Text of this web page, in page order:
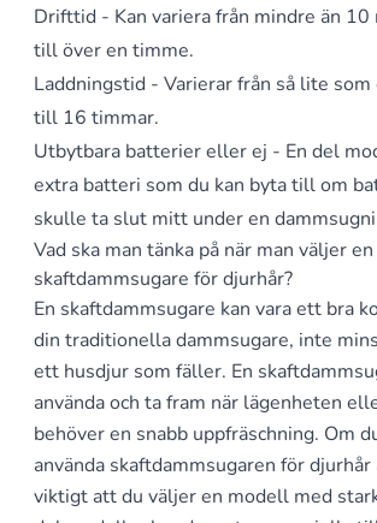
Drifttid - Kan variera från mindre än
till över en timme.
Laddningstid - Varierar från så lite
till 16 timmar.
Utbytbara batterier eller ej - En del
extra batteri som du kan byta till om
skulle ta slut mitt under en
Vad ska man tänka på när man väljer en
skaftdammsugare för djurhår?
En skaftdammsugare kan vara ett bra
din traditionella dammsugare, inte
ett husdjur som fäller. En
använda och ta fram när lägenheten
behöver en snabb uppfräschning. Om
använda skaftdammsugaren för
viktigt att du väljer en modell med